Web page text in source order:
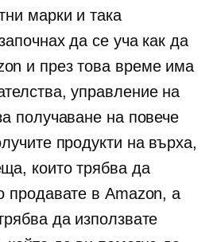
марки и така
да се уча как да
и през това време има
управление на
получаване на повече
продукти на върха,
които трябва да
продавате в Amazon, а
да използвате